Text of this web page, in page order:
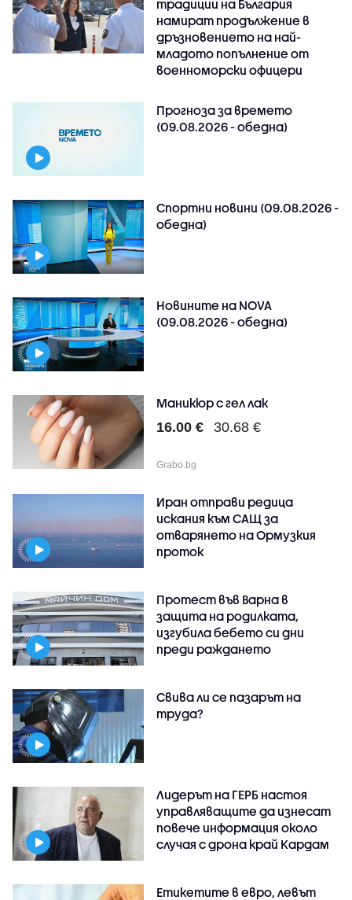
традиции на България
намират продължение в
дръзновението на най-
младото попълнение от
военноморски офицери
Прогноза за времето
(09.08.2026 - обедна)
Спортни новини (09.08.2026 -
обедна)
Новините на NOVA
(09.08.2026 - обедна)
Маникюр с гел лак
16.00 € 30.68 €
Grabo.bg
Иран отправи редица
искания към САЩ за
отварянето на Ормузкия
проток
Протест във Варна в
защита на родилката,
изгубила бебето си дни
преди раждането
Свива ли се пазарът на
труда?
Лидерът на ГЕРБ настоя
управляващите да изнесат
повече информация около
случая с дрона край Кардам
Етикетите в евро, левът